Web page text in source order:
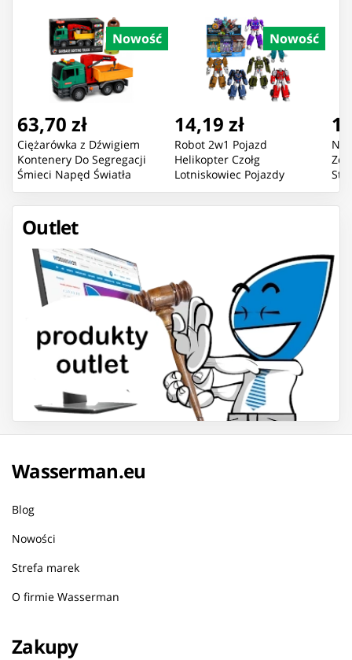
Nowość
63,70 zł
Ciężarówka z Dźwigiem
Kontenery Do Segregacji
Śmieci Napęd Światła
Dźwięk
Nowość
14,19 zł
Robot 2w1 Pojazd
Helikopter Czołg
Lotniskowiec Pojazdy
Bojowe Mix
Outlet
Wasserman.eu
Blog
Nowości
Strefa marek
O firmie Wasserman
Zakupy